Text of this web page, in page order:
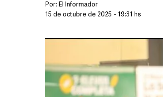
Por: El Informador
15 de octubre de 2025 - 19:31 hs